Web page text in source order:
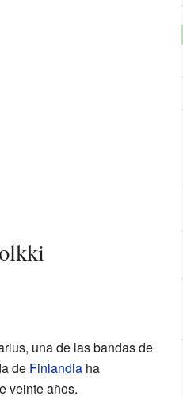
una de las bandas de
de Finlandiaha
veinte años.